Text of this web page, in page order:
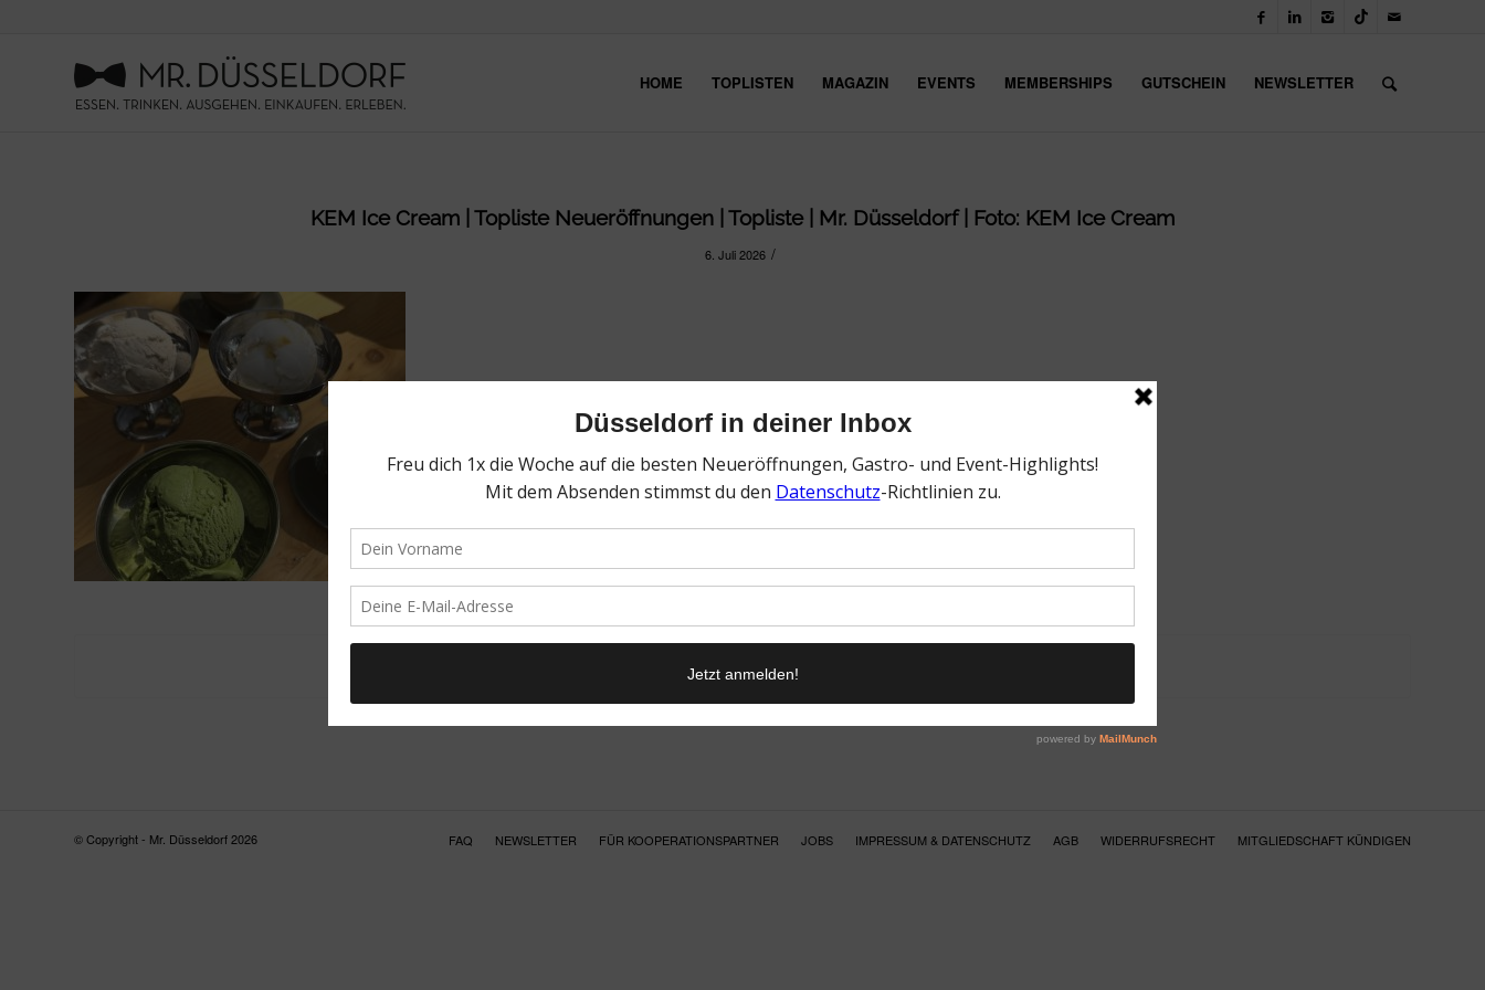
HOME TOPLISTEN MAGAZIN EVENTS MEMBERSHIPS GUTSCHEIN NEWSLETTER
KEM Ice Cream | Topliste Neueröffnungen | Topliste | Mr. Düsseldorf | Foto: KEM Ice Cream
6. Juli 2026 /
© Copyright - Mr. Düsseldorf 2026 FAQ NEWSLETTER FÜR KOOPERATIONSPARTNER JOBS IMPRESSUM & DATENSCHUTZ AGB WIDERRUFSRECHT MITGLIEDSCHAFT KÜNDIGEN